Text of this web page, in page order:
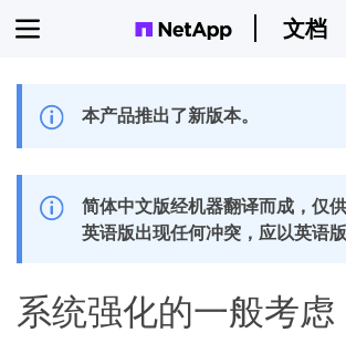
文档
本产品推出了新版本。
简体中文版经机器翻译而成，仅
英语版出现任何冲突，应以英语版
系统强化的一般考虑